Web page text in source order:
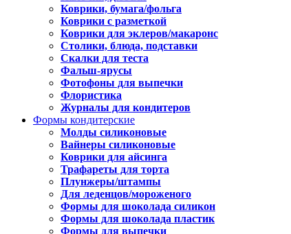
Коврики, бумага/фольга
Коврики с разметкой
Коврики для эклеров/макаронс
Столики, блюда, подставки
Скалки для теста
Фальш-ярусы
Фотофоны для выпечки
Флористика
Журналы для кондитеров
Формы кондитерские
Молды силиконовые
Вайнеры силиконовые
Коврики для айсинга
Трафареты для торта
Плунжеры/штампы
Для леденцов/мороженого
Формы для шоколада силикон
Формы для шоколада пластик
Формы для выпечки